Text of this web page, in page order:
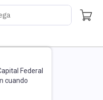
Federal
cuando